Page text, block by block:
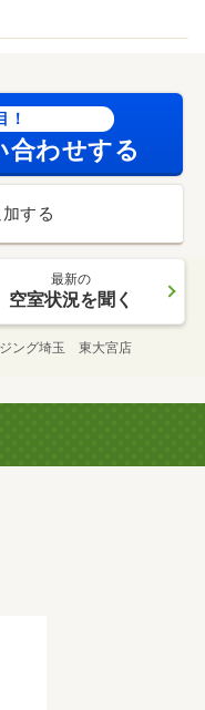
！
合わせする
する
最新の
空室状況を聞く
ジング埼玉 東大宮店